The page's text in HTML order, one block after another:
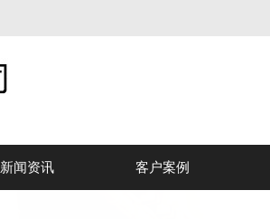
新闻资讯 客户案例